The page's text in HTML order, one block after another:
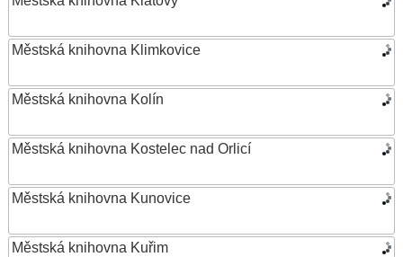
Městská knihovna Klimkovice
Městská knihovna Kolín
Městská knihovna Kostelec nad Orlicí
Městská knihovna Kunovice
Městská knihovna Kuřim